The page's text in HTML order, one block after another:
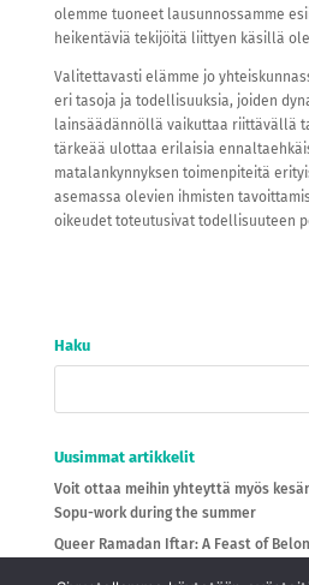
olemme tuoneet lausunnossamme
heikentäviä tekijöitä liittyen käsillä
Valitettavasti elämme jo
eri tasoja ja todellisuuksia, joiden
lainsäädännöllä vaikuttaa riittävällä
tärkeää ulottaa erilaisia
matalankynnyksen toimenpiteitä
asemassa olevien ihmisten
oikeudet toteutusivat todellisuuteen
Haku
Uusimmat artikkelit
Voit ottaa meihin yhteyttä myös
Sopu-work during the summer
Queer Ramadan Iftar: A Feast of